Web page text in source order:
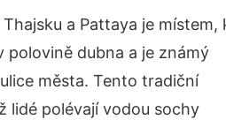
a Pattaya je místem,
polovině dubna a je známý
města. Tento tradiční
lidé polévají vodou sochy